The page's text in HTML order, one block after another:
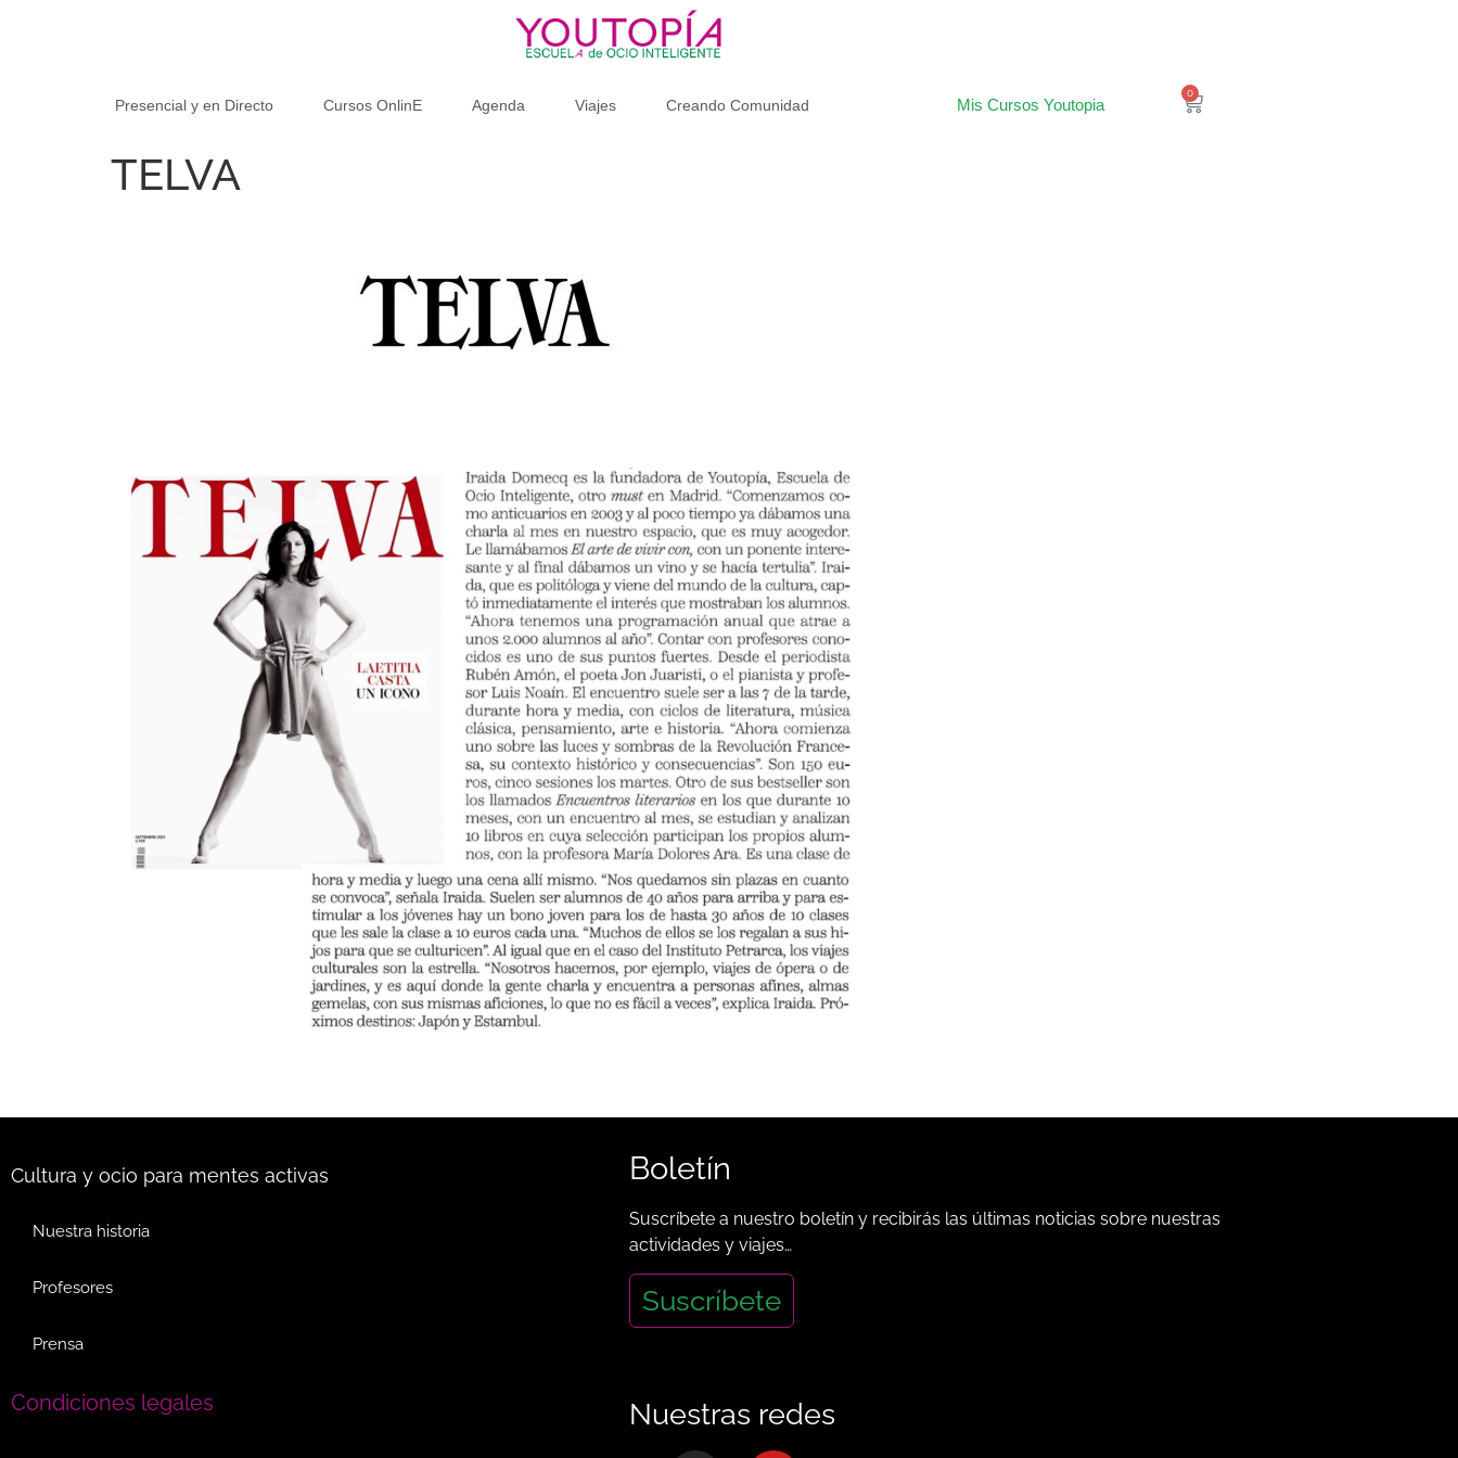
Presencial y en Directo Cursos OnlinE Agenda Viajes Creando Comunidad Mis Cursos Youtopia
0
TELVA
Cultura y ocio para mentes activas
Nuestra historia
Profesores
Prensa
Condiciones legales
Boletín
Suscríbete a nuestro boletín y recibirás las últimas noticias sobre nuestras
actividades y viajes…
Suscríbete
Nuestras redes